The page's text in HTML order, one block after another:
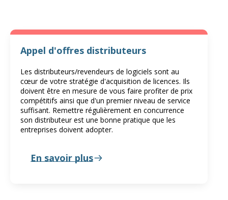
Appel d'offres distributeurs
Les distributeurs/revendeurs de logiciels sont au
cœur de votre stratégie d'acquisition de licences. Ils
doivent être en mesure de vous faire profiter de prix
compétitifs ainsi que d'un premier niveau de service
suffisant. Remettre régulièrement en concurrence
son distributeur est une bonne pratique que les
entreprises doivent adopter.
En savoir plus